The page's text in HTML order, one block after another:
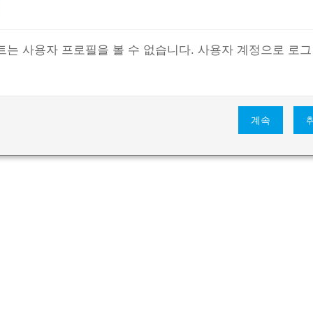
는 사용자 프로필을 볼 수 없습니다. 사용자 계정으로 로